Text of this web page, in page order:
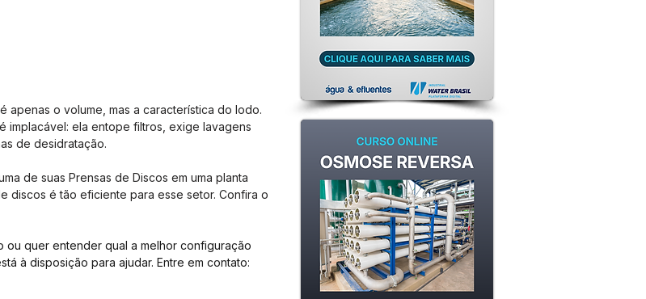
apenas o volume, mas a característica do lodo.
implacável: ela entope filtros, exige lavagens
de desidratação.
de suas Prensas de Discos em uma planta
é tão eficiente para esse setor. Confira o
quer entender qual a melhor configuração
à disposição para ajudar. Entre em contato: